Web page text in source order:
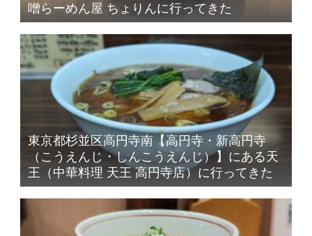
噌らーめん屋 ちょりんに行ってきた
東京都杉並区高円寺南【高円寺・新高円寺
（こうえんじ・しんこうえんじ）】にある天
王（中華料理 天王 高円寺店）に行ってきた